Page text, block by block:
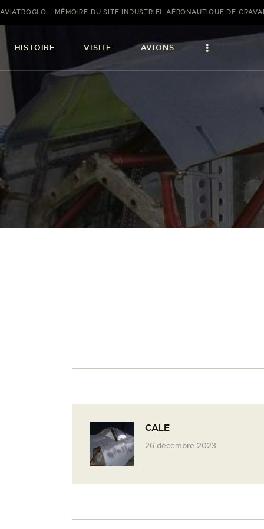
AVIATROGLO – MÉMOIRE DU SITE INDUSTRIEL AÉRONAUTIQUE DE
HISTOIRE VISITE AVIONS
CALE
26 décembre 2023